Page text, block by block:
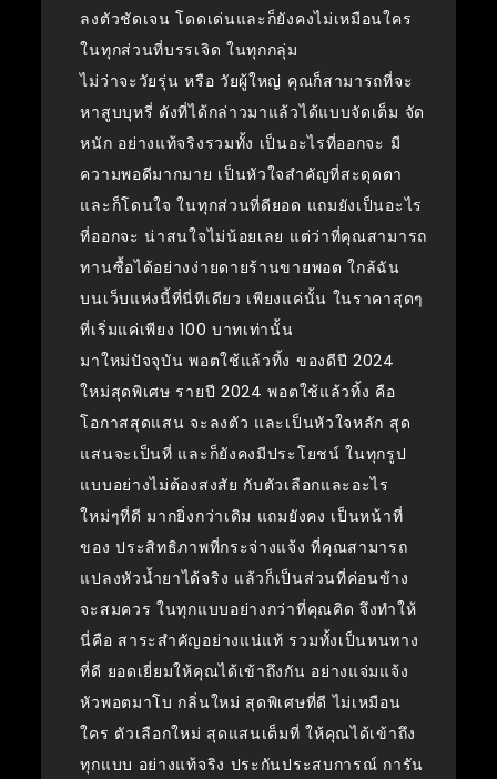
ลงตัวชัดเจน โดดเด่นและก็ยังคงไม่เหมือนใคร
ในทุกส่วนที่บรรเจิด ในทุกกลุ่ม
ไม่ว่าจะวัยรุ่น หรือ วัยผู้ใหญ่ คุณก็สามารถที่จะ
หาสูบบุหรี่ ดังที่ได้กล่าวมาแล้วได้แบบจัดเต็ม จัด
หนัก อย่างแท้จริงรวมทั้ง เป็นอะไรที่ออกจะ มี
ความพอดีมากมาย เป็นหัวใจสำคัญที่สะดุดตา
และก็โดนใจ ในทุกส่วนที่ดียอด แถมยังเป็นอะไร
ที่ออกจะ น่าสนใจไม่น้อยเลย แต่ว่าที่คุณสามารถ
ทานซื้อได้อย่างง่ายดายร้านขายพอต ใกล้ฉัน
บนเว็บแห่งนี้ที่นี่ทีเดียว เพียงแค่นั้น ในราคาสุดๆ
ที่เริ่มแค่เพียง 100 บาทเท่านั้น
มาใหม่ปัจจุบัน พอตใช้แล้วทิ้ง ของดีปี 2024
ใหม่สุดพิเศษ รายปี 2024 พอตใช้แล้วทิ้ง คือ
โอกาสสุดแสน จะลงตัว และเป็นหัวใจหลัก สุด
แสนจะเป็นที่ และก็ยังคงมีประโยชน์ ในทุกรูป
แบบอย่างไม่ต้องสงสัย กับตัวเลือกและอะไร
ใหม่ๆที่ดี มากยิ่งกว่าเดิม แถมยังคง เป็นหน้าที่
ของ ประสิทธิภาพที่กระจ่างแจ้ง ที่คุณสามารถ
แปลงหัวน้ำยาได้จริง แล้วก็เป็นส่วนที่ค่อนข้าง
จะสมควร ในทุกแบบอย่างกว่าที่คุณคิด จึงทำให้
นี่คือ สาระสำคัญอย่างแน่แท้ รวมทั้งเป็นหนทาง
ที่ดี ยอดเยี่ยมให้คุณได้เข้าถึงกัน อย่างแจ่มแจ้ง
หัวพอตมาโบ กลิ่นใหม่ สุดพิเศษที่ดี ไม่เหมือน
ใคร ตัวเลือกใหม่ สุดแสนเต็มที่ ให้คุณได้เข้าถึง
ทุกแบบ อย่างแท้จริง ประกันประสบการณ์ การัน